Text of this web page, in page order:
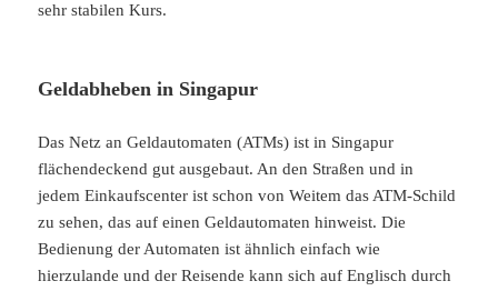
sehr stabilen Kurs.
Geldabheben in Singapur
Das Netz an Geldautomaten (ATMs) ist in Singapur
flächendeckend gut ausgebaut. An den Straßen und in
jedem Einkaufscenter ist schon von Weitem das ATM-Schild
zu sehen, das auf einen Geldautomaten hinweist. Die
Bedienung der Automaten ist ähnlich einfach wie
hierzulande und der Reisende kann sich auf Englisch durch